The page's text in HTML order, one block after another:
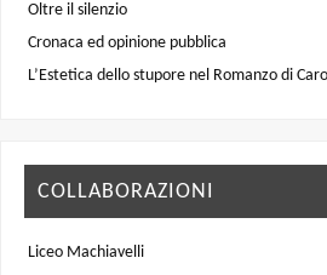
Oltre il silenzio
Cronaca ed opinione pubblica
L’Estetica dello stupore nel Romanzo di
COLLABORAZIONI
Liceo Machiavelli